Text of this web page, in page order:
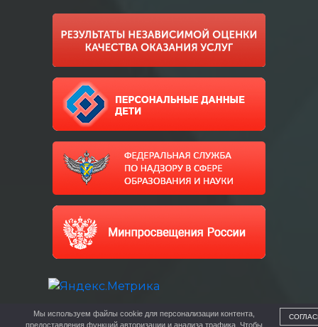
Мы используем файлы cookie для персонализации контента,
предоставления функций авторизации и анализа трафика. Чтобы